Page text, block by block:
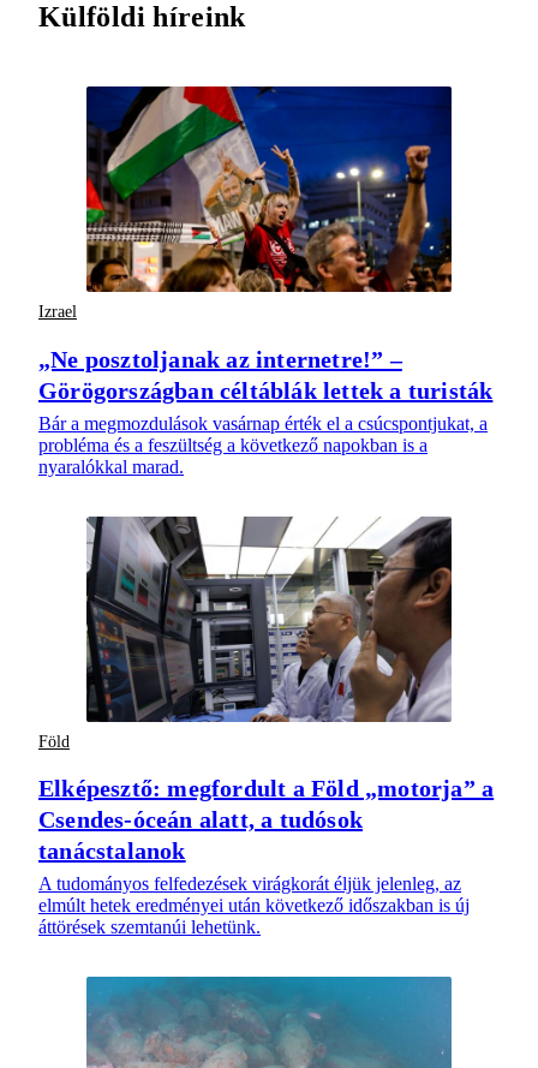
Külföldi híreink
Izrael
„Ne posztoljanak az internetre!” –
Görögországban céltáblák lettek a turisták
Bár a megmozdulások vasárnap érték el a csúcspontjukat, a
probléma és a feszültség a következő napokban is a
nyaralókkal marad.
Föld
Elképesztő: megfordult a Föld „motorja” a
Csendes-óceán alatt, a tudósok
tanácstalanok
A tudományos felfedezések virágkorát éljük jelenleg, az
elmúlt hetek eredményei után következő időszakban is új
áttörések szemtanúi lehetünk.